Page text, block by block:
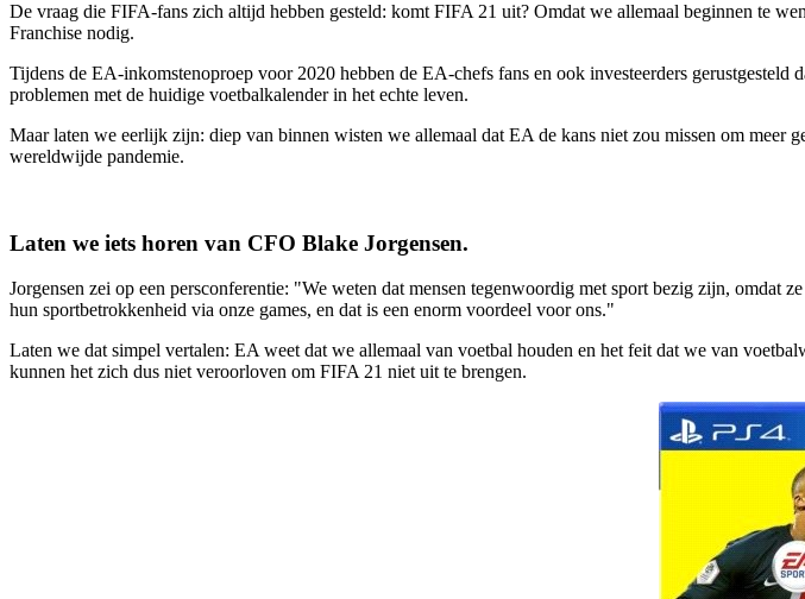
De vraag die FIFA-fans zich altijd hebben gesteld: komt FIFA 21 uit? Omdat we allemaal beginnen te
Franchise nodig.
Tijdens de EA-inkomstenoproep voor 2020 hebben de EA-chefs fans en ook investeerders
problemen met de huidige voetbalkalender in het echte leven.
Maar laten we eerlijk zijn: diep van binnen wisten we allemaal dat EA de kans niet zou missen om meer
wereldwijde pandemie.
Laten we iets horen van CFO Blake Jorgensen.
Jorgensen zei op een persconferentie: "We weten dat mensen tegenwoordig met sport bezig zijn,
hun sportbetrokkenheid via onze games, en dat is een enorm voordeel voor ons."
Laten we dat simpel vertalen: EA weet dat we allemaal van voetbal houden en het feit dat we van
kunnen het zich dus niet veroorloven om FIFA 21 niet uit te brengen.